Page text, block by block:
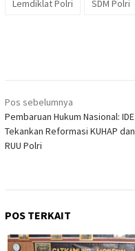
Lemdiklat Polri SDM Polri
Navigasi
pos
Pos sebelumnya
Pembaruan Hukum Nasional: IDE
Tekankan Reformasi KUHAP dan
RUU Polri
POS TERKAIT